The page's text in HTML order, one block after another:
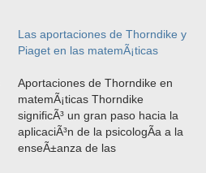
Las aportaciones de Thorndike y
Piaget en las matemÃ¡ticas
Aportaciones de Thorndike en
matemÃ¡ticas Thorndike
significÃ³ un gran paso hacia la
aplicaciÃ³n de la psicologÃ­a a la
enseÃ±anza de las